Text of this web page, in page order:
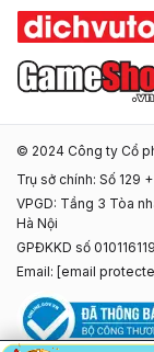
© 2024 Công ty Cổ
Trụ sở chính: Số 129
VPGD: Tầng 3 Tòa
Hà Nội
GPĐKKD số
Email: [email